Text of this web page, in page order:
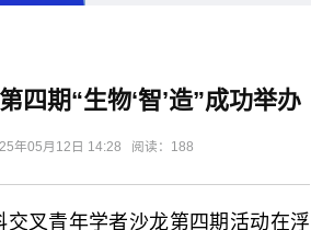
四期“生物‘智’造”成功举办
05月12日 14:28 阅读： 188
交叉青年学者沙龙第四期活动在浮